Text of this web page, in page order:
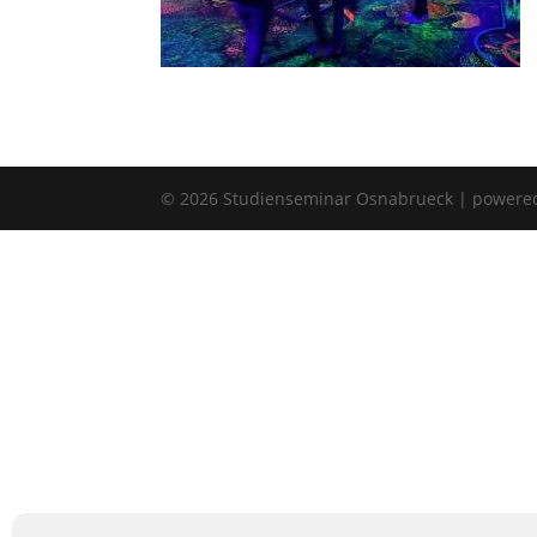
© 2026 Studienseminar Osnabrueck |